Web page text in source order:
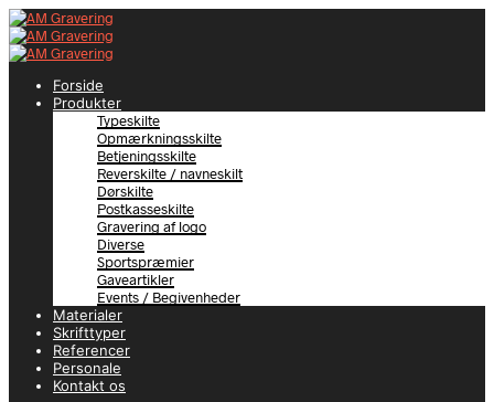
Forside
Produkter
Typeskilte
Opmærkningsskilte
Betjeningsskilte
Reverskilte / navneskilt
Dørskilte
Postkasseskilte
Gravering af logo
Diverse
Sportspræmier
Gaveartikler
Events / Begivenheder
Materialer
Skrifttyper
Referencer
Personale
Kontakt os